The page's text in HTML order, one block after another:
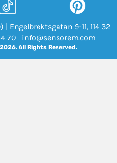
| Engelbrektsgatan 9-11, 114 32
70 | info@sensorem.com
All Rights Reserved.